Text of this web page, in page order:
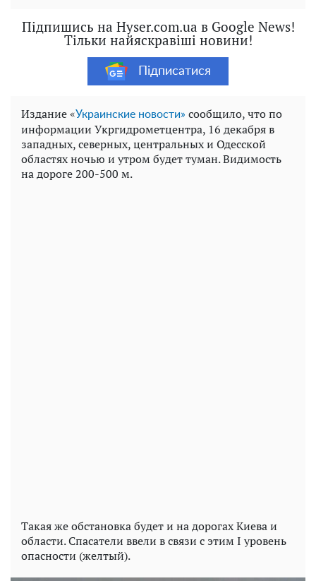
Підпишись на Hyser.com.ua в Google News!
Тільки найяскравіші новини!
Підписатися
Издание «Украинские новости» сообщило, что по
информации Укргидрометцентра, 16 декабря в
западных, северных, центральных и Одесской
областях ночью и утром будет туман. Видимость
на дороге 200-500 м.
Такая же обстановка будет и на дорогах Киева и
области. Спасатели ввели в связи с этим I уровень
опасности (желтый).